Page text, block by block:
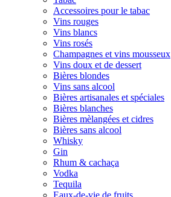
Accessoires pour le tabac
Vins rouges
Vins blancs
Vins rosés
Champagnes et vins mousseux
Vins doux et de dessert
Bières blondes
Vins sans alcool
Bières artisanales et spéciales
Bières blanches
Bières mèlangées et cidres
Bières sans alcool
Whisky
Gin
Rhum & cachaça
Vodka
Tequila
Eaux-de-vie de fruits